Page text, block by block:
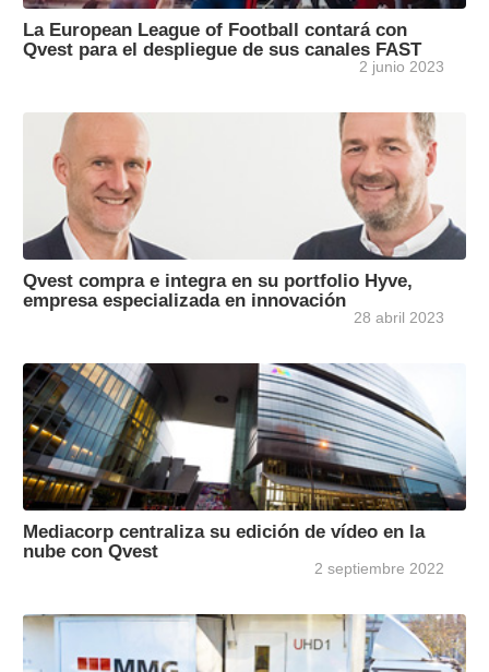
La European League of Football contará con
Qvest para el despliegue de sus canales FAST
2 junio 2023
Qvest compra e integra en su portfolio Hyve,
empresa especializada en innovación
28 abril 2023
Mediacorp centraliza su edición de vídeo en la
nube con Qvest
2 septiembre 2022